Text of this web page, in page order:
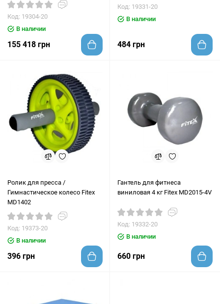
Код: 19304-20
В наличии
155 418 грн
Код: 19331-20
В наличии
484 грн
Ролик для пресса /
Гимнастическое колесо Fitex
MD1402
Код: 19373-20
В наличии
396 грн
Гантель для фитнеса
виниловая 4 кг Fitex MD2015-4V
Код: 19332-20
В наличии
660 грн